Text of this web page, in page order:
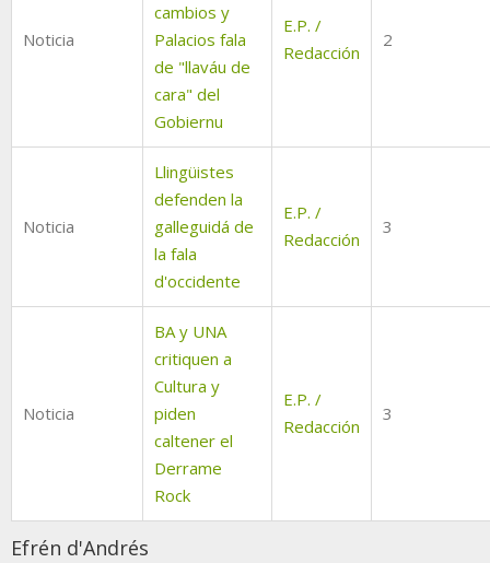
Noticia
cambios y
Palacios fala
de "llaváu de
cara" del
Gobiernu
E.P. /
Redacción
2
Noticia
Llingüistes
defenden la
galleguidá de
la fala
d'occidente
E.P. /
Redacción
3
Noticia
BA y UNA
critiquen a
Cultura y
piden
caltener el
Derrame
Rock
E.P. /
Redacción
3
Efrén d'Andrés